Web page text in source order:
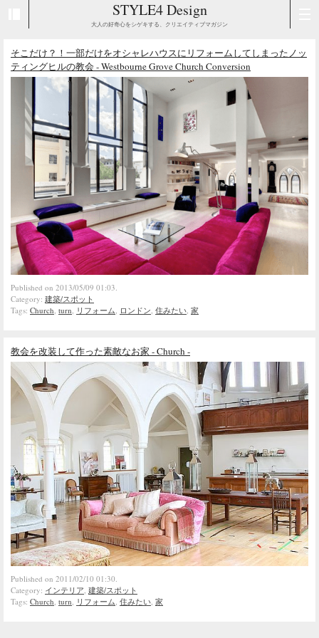
STYLE4 Design
大人の好奇心をシゲキする、クリエイティブマガジン
そこだけ？！一部だけをオシャレハウスにリフォームしてしまったノッ
ティングヒルの教会 - Westbourne Grove Church Conversion
Published on 2013/05/09 01:03.
Category: 建築/スポット
Tags: Church turn リフォーム ロンドン 住みたい 家
教会を改装して作った素敵なお家 - Church -
Published on 2011/02/10 01:30.
Category: インテリア, 建築/スポット
Tags: Church, turn, リフォーム, 住みたい, 家